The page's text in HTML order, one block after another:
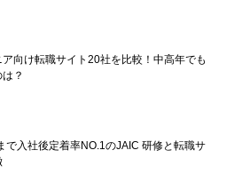
ア向け転職サイト20社を比較！中高年でも
？
で入社後定着率NO.1のJAIC 研修と転職サ